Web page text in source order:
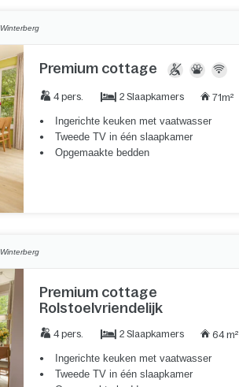
Winterberg
Premium cottage
4 pers. 2 Slaapkamers 71m²
Ingerichte keuken met vaatwasser
Tweede TV in één slaapkamer
Opgemaakte bedden
Winterberg
Premium cottage
Rolstoelvriendelijk
4 pers. 2 Slaapkamers 64 m²
Ingerichte keuken met vaatwasser
Tweede TV in één slaapkamer